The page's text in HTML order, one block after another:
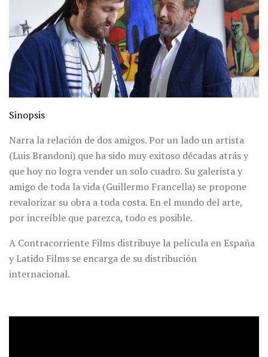
Sinopsis
Narra la relación de dos amigos. Por un lado un artista
(Luis Brandoni) que ha sido muy exitoso décadas atrás y
que hoy no logra vender un solo cuadro. Su galerista y
amigo de toda la vida (Guillermo Francella) se propone
revalorizar su obra a toda costa. En el mundo del arte,
por increíble que parezca, todo es posible.
A Contracorriente Films distribuye la película en España
y Latido Films se encarga de su distribución
internacional.